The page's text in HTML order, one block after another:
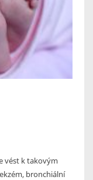
vést k takovým
bronchiální